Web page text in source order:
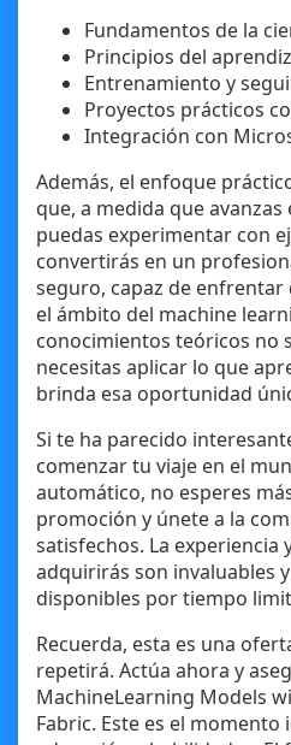
Fundamentos de la
Principios del
Entrenamiento y
Proyectos prácticos
Integración con
Además, el enfoque
que, a medida que avanzas
puedas experimentar con
convertirás en un
seguro, capaz de enfrentar
el ámbito del machine
conocimientos teóricos no
necesitas aplicar lo que
brinda esa oportunidad
Si te ha parecido
comenzar tu viaje en el
automático, no esperes
promoción y únete a la
satisfechos. La experiencia
adquirirás son invaluables
disponibles por tiempo
Recuerda, esta es una
repetirá. Actúa ahora y
MachineLearning Models
Fabric. Este es el